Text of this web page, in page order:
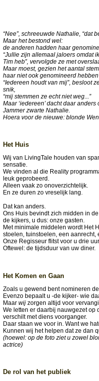
“Nee”, schreeuwde Nathalie, “dat
Maar het bestond wel:
de anderen hadden haar
“Jullie zijn allemaal jaloers omdat
Tim heb”, vervolgde ze met
Maar moest, gezien het aantal
haar niet ook genomineerd
“Iedereen houdt van mij”, besloot
snik,
“mij stemmen ze echt niet weg...”
Maar ‘iedereen’ dacht daar anders
Jammer zwarte Nathalie.
Hoera voor de nieuwe: blonde
Het Huis
Wij van LivingTale houden van
sensatie.
We vinden al die Reality
leuk geprobeerd.
Alleen vaak zo onoverzichtelijk.
En ze duren zo vreselijk lang.
Dat kan anders.
Ons Huis bevindt zich midden in
de kijkers, u dus: onze gasten.
Met minimale middelen wordt Het
stoelen, tuinstoelen, een aanrecht,
Onze Regisseur flitst voor u drie
Oftewel: de tijdsduur van uw diner.
Het Komen en Gaan
Zoals u gewend bent nomineren
Evenzo bepaalt u -de kijker- wie
Maar wij zorgen altijd voor
We letten er daarbij nauwgezet op
verschilt met diens voorganger.
Daar staan we voor in. Want we
Kunnen wij het helpen dat ze dan
(hoewel: op de foto ziet u zowel
actrice)
De rol van het publiek